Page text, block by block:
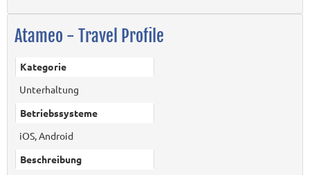
Atameo - Travel Profile
Kategorie
Unterhaltung
Betriebssysteme
iOS, Android
Beschreibung